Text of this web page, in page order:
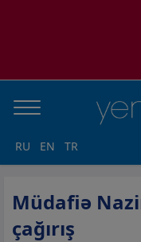
RU EN TR
Müdafiə
çağırış